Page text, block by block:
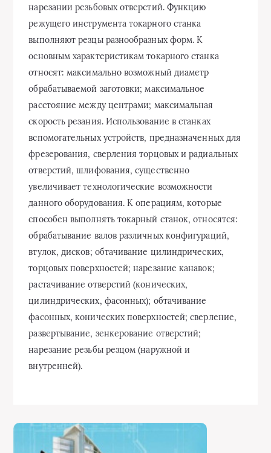
нарезании резьбовых отверстий. Функцию
режущего инструмента токарного станка
выполняют резцы разнообразных форм. К
основным характеристикам токарного станка
относят: максимально возможный диаметр
обрабатываемой заготовки; максимальное
расстояние между центрами; максимальная
скорость резания. Использование в станках
вспомогательных устройств, предназначенных для
фрезерования, сверления торцовых и радиальных
отверстий, шлифования, существенно
увеличивает технологические возможности
данного оборудования. К операциям, которые
способен выполнять токарный станок, относятся:
обрабатывание валов различных конфигураций,
втулок, дисков; обтачивание цилиндрических,
торцовых поверхностей; нарезание канавок;
растачивание отверстий (конических,
цилиндрических, фасонных); обтачивание
фасонных, конических поверхностей; сверление,
развертывание, зенкерование отверстий;
нарезание резьбы резцом (наружной и
внутренней).